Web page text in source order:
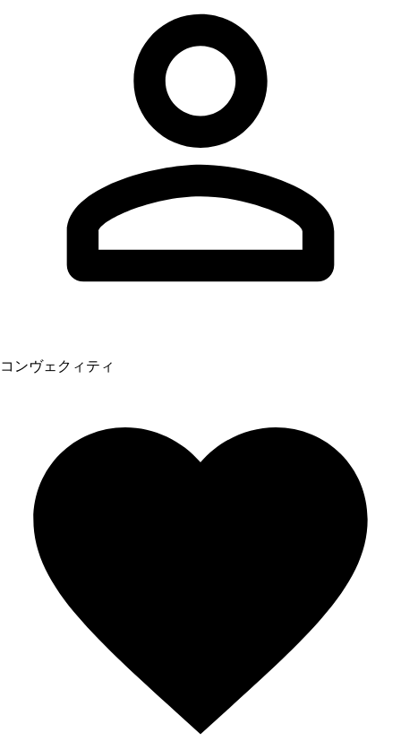
コンヴェクィティ